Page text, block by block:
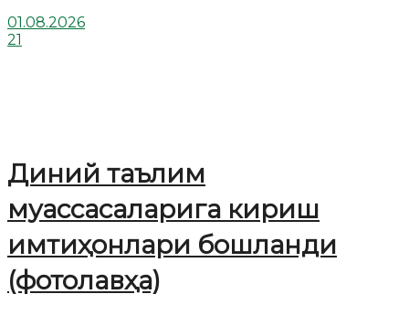
01.08.2026
21
Диний таълим
муассасаларига кириш
имтиҳонлари бошланди
(фотолавҳа)